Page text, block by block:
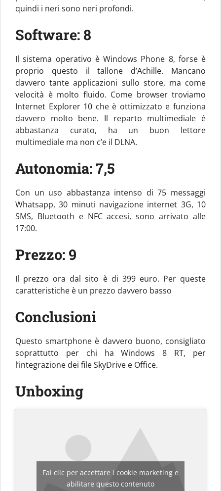
quindi i neri sono neri profondi.
Software: 8
Il sistema operativo è Windows Phone 8, forse è
proprio questo il tallone d’Achille. Mancano
davvero tante applicazioni sullo store, ma come
velocità è molto fluido. Come browser troviamo
Internet Explorer 10 che è ottimizzato e funziona
davvero molto bene. Il reparto multimediale è
abbastanza curato, ha un buon lettore
multimediale ma non c’e il DLNA.
Autonomia: 7,5
Con un uso abbastanza intenso di 75 messaggi
Whatsapp, 30 minuti navigazione internet 3G, 10
SMS, Bluetooth e NFC accesi, sono arrivato alle
17:00.
Prezzo: 9
Il prezzo ora dal sito è di 399 euro. Per queste
caratteristiche è un prezzo davvero basso
Conclusioni
Questo smartphone è davvero buono, consigliato
soprattutto per chi ha Windows 8 RT, per
l’integrazione dei file SkyDrive e Office.
Unboxing
Fai clic per accettare i cookie marketing e
abilitare questo contenuto